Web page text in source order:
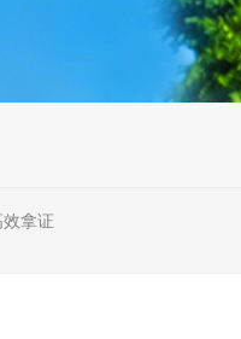
翼无人机组装专用配件套
起降固定翼装调实训教学
机套装
拿证